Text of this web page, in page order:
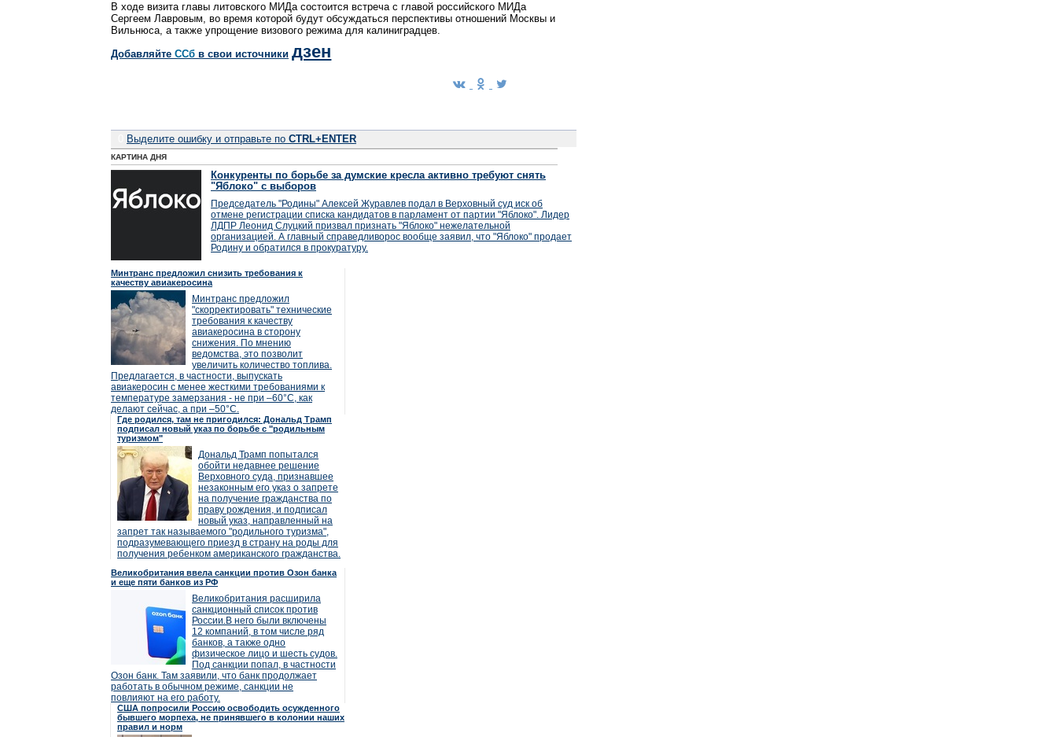
В ходе визита главы литовского МИДа состоится встреча с главой российского МИДа
Сергеем Лавровым, во время которой будут обсуждаться перспективы отношений Москвы и
Вильнюса, а также упрощение визового режима для калиниградцев.
Добавляйте CСб в свои источники дзен
Выделите ошибку и отправьте по CTRL+ENTER
КАРТИНА ДНЯ
Конкуренты по борьбе за думские кресла активно требуют снять
"Яблоко" с выборов
Председатель "Родины" Алексей Журавлев подал в Верховный суд иск об
отмене регистрации списка кандидатов в парламент от партии "Яблоко". Лидер
ЛДПР Леонид Слуцкий призвал признать "Яблоко" нежелательной
организацией. А главный справедливорос вообще заявил, что "Яблоко" продает
Родину и обратился в прокуратуру.
Минтранс предложил снизить требования к
качеству авиакеросина
Минтранс предложил
"скорректировать" технические
требования к качеству
авиакеросина в сторону
снижения. По мнению
ведомства, это позволит
увеличить количество топлива.
Предлагается, в частности, выпускать
авиакеросин с менее жесткими требованиями к
температуре замерзания - не при –60°C, как
делают сейчас, а при –50°C.
Где родился, там не пригодился: Дональд Трамп
подписал новый указ по борьбе с "родильным
туризмом"
Дональд Трамп попытался
обойти недавнее решение
Верховного суда, признавшее
незаконным его указ о запрете
на получение гражданства по
праву рождения, и подписал
новый указ, направленный на
запрет так называемого "родильного туризма",
подразумевающего приезд в страну на роды для
получения ребенком американского гражданства.
Великобритания ввела санкции против Озон банка
и еще пяти банков из РФ
Великобритания расширила
санкционный список против
России.В него были включены
12 компаний, в том числе ряд
банков, а также одно
физическое лицо и шесть судов.
Под санкции попал, в частности
Озон банк. Там заявили, что банк продолжает
работать в обычном режиме, санкции не
повлияют на его работу.
США попросили Россию освободить осужденного
бывшего морпеха, не принявшего в колонии наших
правил и норм